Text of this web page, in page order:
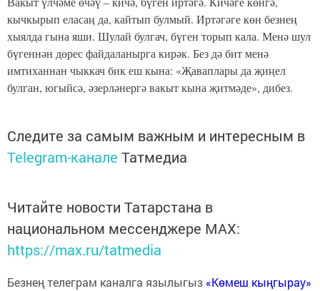
кычкырып еласаң да, кайтып булмый. Иртәгәге көн безнең
хыялда гына яши. Шулай булгач, бүген торып кала. Менә шул
бүгеннән дөрес файдаланырга кирәк. Без дә бит менә
имтиханнан чыккач бик еш кына: «Җаваплары да җиңел
булган, югыйсә, әзерләнергә вакыт кына җитмәде», дибез.
Следите за самым важным и интересным в
Telegram-канале Татмедиа
Читайте новости Татарстана в
национальном мессенджере MАХ:
https://max.ru/tatmedia
Безнең телеграм каналга язылыгыз «Көмеш кыңгырау»